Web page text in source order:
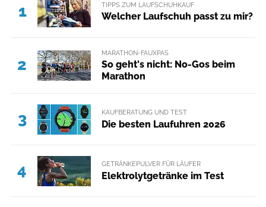
1 TIPPS ZUM LAUFSCHUHKAUF
Welcher Laufschuh passt zu mir?
2
MARATHON-FAUXPAS
So geht's nicht: No-Gos beim
Marathon
3 KAUFBERATUNG UND TEST
Die besten Laufuhren 2026
4 GETRÄNKEPULVER FÜR LÄUFER
Elektrolytgetränke im Test